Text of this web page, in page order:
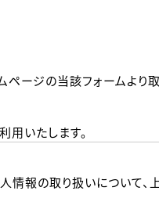
ページの当該フォームよ
いたします。
考情報として利用いたし
情報の取り扱いについて、